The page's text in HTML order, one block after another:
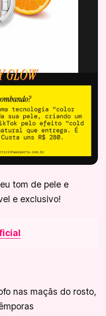
tom de pele e
e exclusivo!
nas maçãs do rosto,